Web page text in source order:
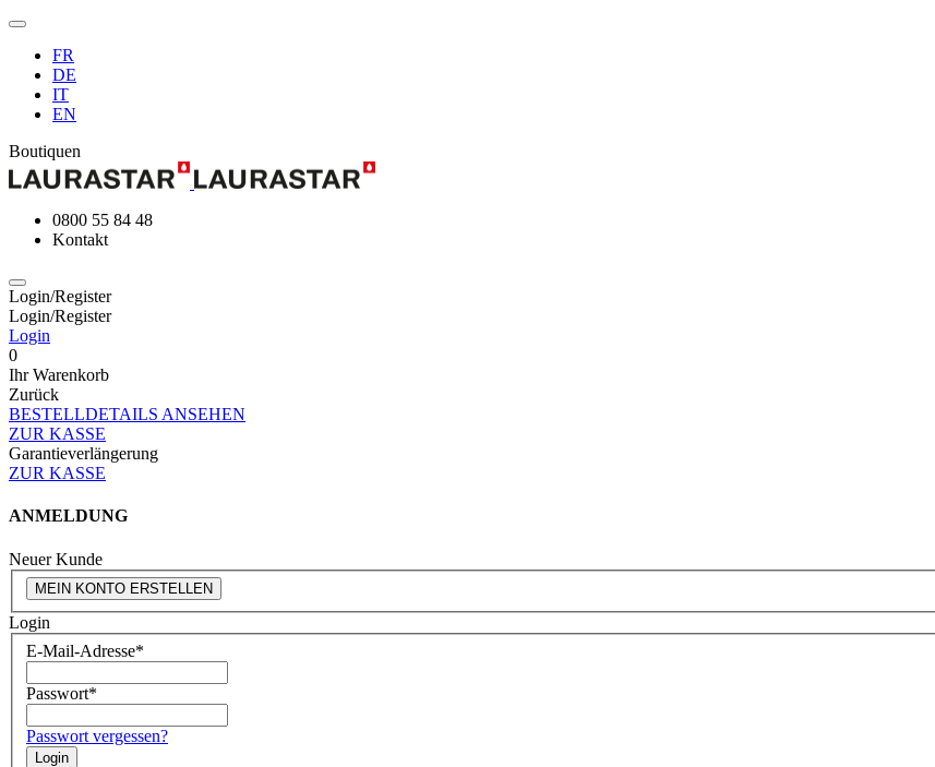
FR
DE
IT
EN
Boutiquen
0800 55 84 48
Kontakt
Login/Register
Login/Register
Login
0
Ihr Warenkorb
Zurück
BESTELLDETAILS ANSEHEN
ZUR KASSE
Garantieverlängerung
ZUR KASSE
ANMELDUNG
Neuer Kunde
MEIN KONTO ERSTELLEN
Login
E-Mail-Adresse*
Passwort*
Passwort vergessen?
Login